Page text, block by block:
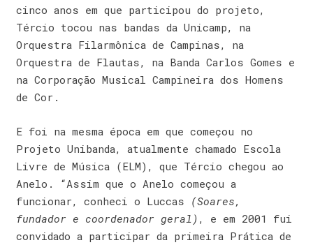
cinco anos em que participou do projeto,
Tércio tocou nas bandas da Unicamp, na
Orquestra Filarmônica de Campinas, na
Orquestra de Flautas, na Banda Carlos Gomes e
na Corporação Musical Campineira dos Homens
de Cor.
E foi na mesma época em que começou no
Projeto Unibanda, atualmente chamado Escola
Livre de Música (ELM), que Tércio chegou ao
Anelo. “Assim que o Anelo começou a
funcionar, conheci o Luccas (Soares,
fundador e coordenador geral) , e em 2001 fui
convidado a participar da primeira Prática de